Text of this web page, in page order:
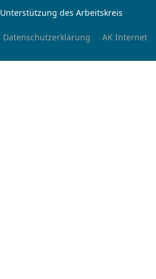
des Arbeitskreis
Datenschutzerklärung AK Internet